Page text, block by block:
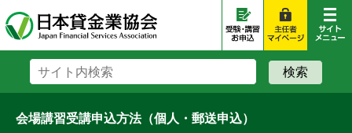
会場講習受講申込方法（個人・郵送申込）